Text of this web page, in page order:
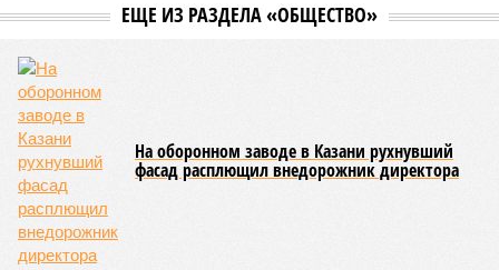
ЕЩЕ ИЗ РАЗДЕЛА «ОБЩЕСТВО»
На оборонном заводе в Казани рухнувший
фасад расплющил внедорожник директора